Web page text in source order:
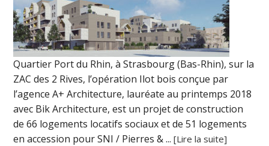
Quartier Port du Rhin, à Strasbourg (Bas-Rhin), sur la
ZAC des 2 Rives, l’opération Ilot bois conçue par
l’agence A+ Architecture, lauréate au printemps 2018
avec Bik Architecture, est un projet de construction
de 66 logements locatifs sociaux et de 51 logements
en accession pour SNI / Pierres & ...[Lire la suite]